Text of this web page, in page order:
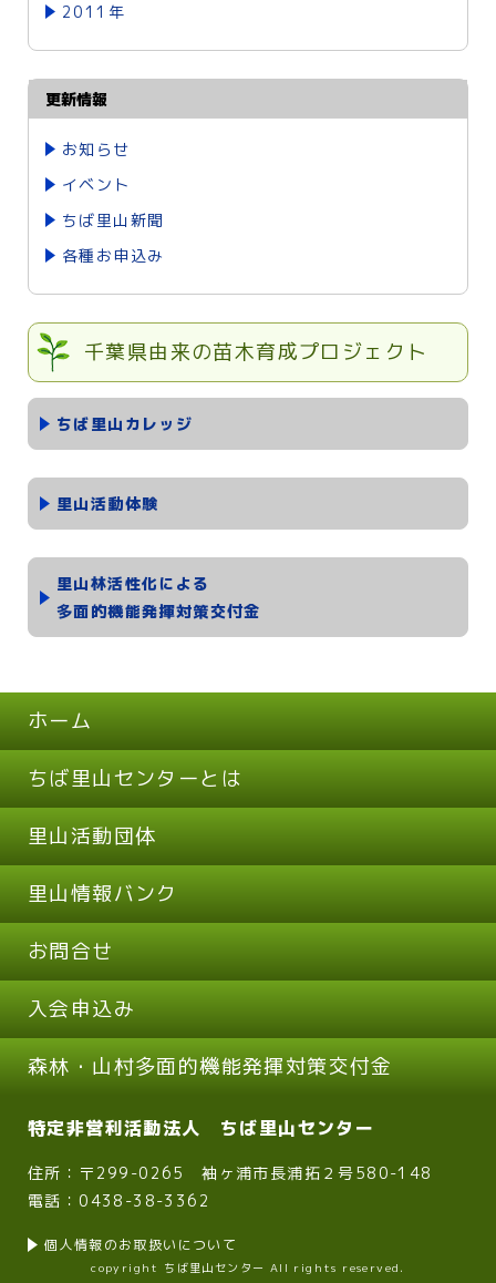
2011年
更新情報
お知らせ
イベント
ちば里山新聞
各種お申込み
千葉県由来の苗木育成プロジェクト
ちば里山カレッジ
里山活動体験
里山林活性化による
多面的機能発揮対策交付金
ホーム
ちば里山センターとは
里山活動団体
里山情報バンク
お問合せ
入会申込み
森林・山村多面的機能発揮対策交付金
特定非営利活動法人 ちば里山センター
住所：〒299-0265 袖ヶ浦市長浦拓２号580-148
電話：0438-38-3362
個人情報のお取扱いについて
copyright ちば里山センター All rights reserved.